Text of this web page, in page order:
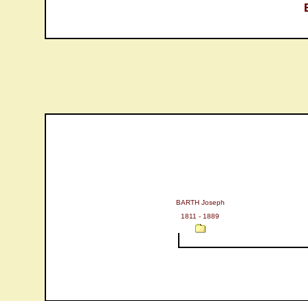
BARTH Joseph
1811 - 1889